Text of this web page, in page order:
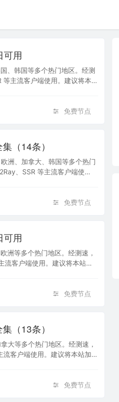
可用
、韩国等多个热门地区。经测
主流客户端使用。建议将本
免费节点
（14条）
洲、加拿大、韩国等多个热门
、SSR 等主流客户端使
免费节点
可用
洲等多个热门地区。经测速，
客户端使用。建议将本站加
免费节点
（13条）
大等多个热门地区。经测速，
客户端使用。建议将本站加
免费节点